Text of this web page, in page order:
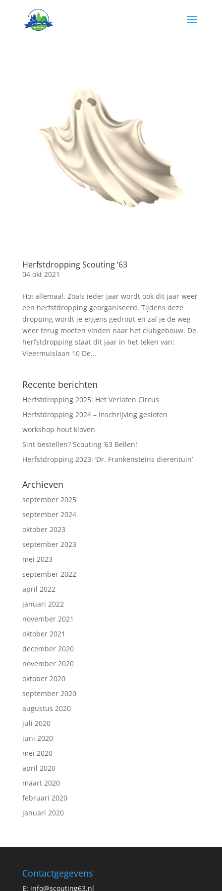
Herfstdropping Scouting ‘63
04 okt 2021
Hoi allemaal, Zoals ieder jaar wordt ook dit jaar weer
een herfstdropping georganiseerd. Tijdens deze
dropping wordt je ergens gedropt en zal je de weg
weer terug moeten vinden naar het clubgebouw. De
herfstdropping staat dit jaar in het teken van:
Vleermuislaan 10 De...
Recente berichten
Herfstdropping 2025: Het Verlaten Circus
Herfstdropping 2024 – inschrijving gesloten
workshop hout kloven
Sint bestellen? Scouting ’63 Bellen!
Herfstdropping 2023: ‘Dr. Frankensteins dierentuin’
Archieven
september 2025
september 2024
oktober 2023
september 2023
mei 2023
september 2022
april 2022
januari 2022
november 2021
oktober 2021
december 2020
november 2020
oktober 2020
september 2020
augustus 2020
juli 2020
juni 2020
mei 2020
april 2020
maart 2020
februari 2020
januari 2020
Contactgegevens
E: info@scouting63.nl